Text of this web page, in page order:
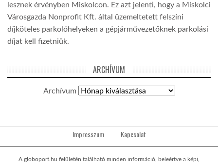
lesznek érvényben Miskolcon. Ez azt jelenti, hogy a Miskolci
Városgazda Nonprofit Kft. által üzemeltetett felszíni
díjköteles parkolóhelyeken a gépjárművezetőknek parkolási
díjat kell fizetniük.
ARCHÍVUM
Archívum
Impresszum Kapcsolat
A globoport.hu felületén található minden információ, beleértve a képi,